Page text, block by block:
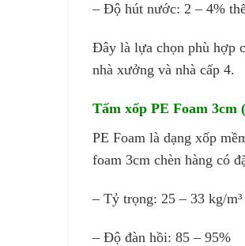
– Độ hút nước: 2 – 4%
Đây là lựa chọn phù hợp
nhà xưởng và nhà cấp 4.
Tấm xốp PE Foam 3cm
PE Foam là dạng xốp
foam 3cm chèn hàng có
– Tỷ trọng: 25 – 33 kg/m³
– Độ đàn hồi: 85 – 95%